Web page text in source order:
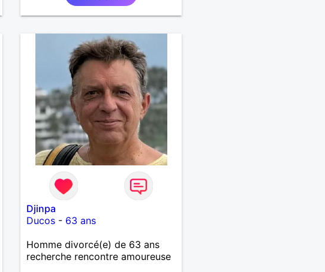
job A la recherche d'une
personne avec qui découvrir,
;) Je suis quelqu'un d'humain,
sociable avec une pointe de
taquinerie ;) Au plaisir :)
Djinpa
Ducos - 63 ans
Homme divorcé(e) de 63 ans
recherche rencontre amoureuse